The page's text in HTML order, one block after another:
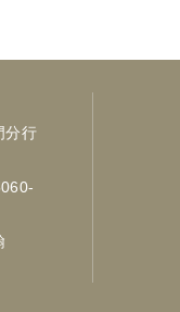
分行